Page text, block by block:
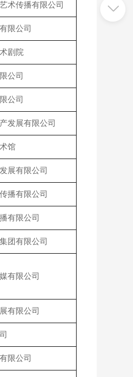
术传播有限公司
限公司
剧院
公司
公司
发展有限公司
馆
展有限公司
播有限公司
有限公司
团有限公司
有限公司
有限公司
限公司